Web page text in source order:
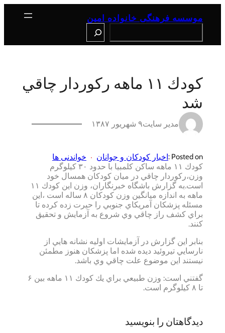
موسسه فرهنگی خانواده امین
كودك ۱۱ ماهه ركوردار چاقي
شد
مدیر سایت۹ شهریور ۱۳۸۷
Posted on : اخبار کودکان و جوانان
خواندنی ها
كودك ۱۱ ماهه ساكن كلمبيا با حدود ۳۰ كيلوگرم
وزن،ركوردار چاقي در ميان كودكان همسال خود
است.به گزارش باشگاه خبرنگاران، وزن اين كودك ۱۱
ماهه به اندازه ميانگين وزن كودكان ۸ ساله است ،این
مسئله پزشكان آمريكاي جنوبي را حيرت زده كرده تا
براي كشف راز چاقي وي شروع به آزمايش و تحقيق
كنند.
بنابر اين گزارش در آزمايشات اوليه نشانه هايي از
نارسايي تيروئيد ديده شده اما پزشكان هنوز مطمئن
نيستند اين موضوع علت چاقي وي باشد.
گفتني است: وزن طبيعي براي يك كودك ۱۱ ماهه بين ۶
تا ۸ كيلوگرم است.
دیدگاهتان را بنویسید